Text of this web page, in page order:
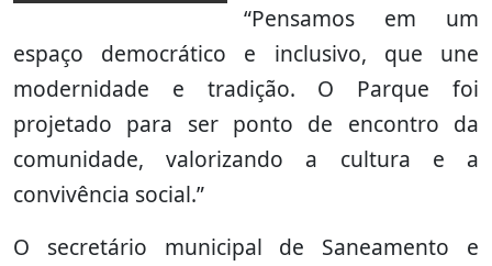
“Pensamos em um
espaço democrático e inclusivo, que une
modernidade e tradição. O Parque foi
projetado para ser ponto de encontro da
comunidade, valorizando a cultura e a
convivência social.”
O secretário municipal de Saneamento e